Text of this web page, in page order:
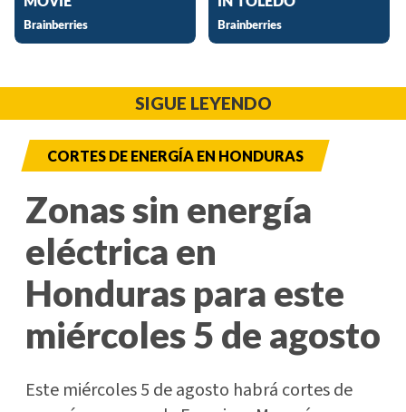
SIGUE LEYENDO
CORTES DE ENERGÍA EN HONDURAS
Zonas sin energía
eléctrica en
Honduras para este
miércoles 5 de agosto
Este miércoles 5 de agosto habrá cortes de